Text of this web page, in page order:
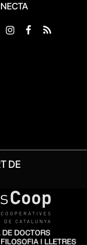
Instagram
Facebook
RSS
DE